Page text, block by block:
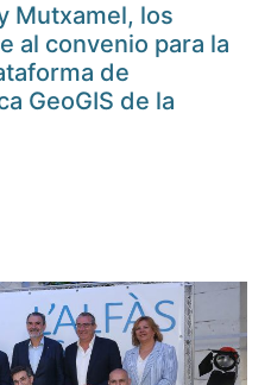
Mutxamel, los
al convenio para la
de
GeoGIS de la